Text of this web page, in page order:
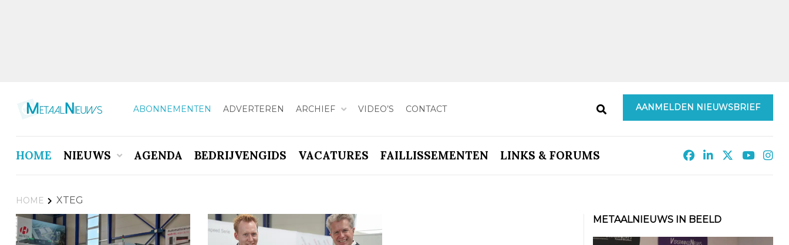
ABONNEMENTEN ADVERTEREN ARCHIEF VIDEO’S CONTACT AANMELDEN NIEUWSBRIEF
HOME NIEUWS AGENDA BEDRIJVENGIDS VACATURES FAILLISSEMENTEN LINKS & FORUMS
HOME XTEG
METAALNIEUWS IN BEELD